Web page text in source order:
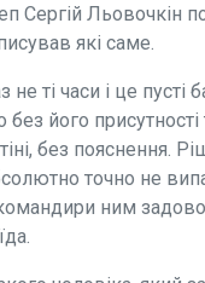
Сергій Льовочкін
які саме.
ті часи і це
без його
без пояснення.
точно не
ним